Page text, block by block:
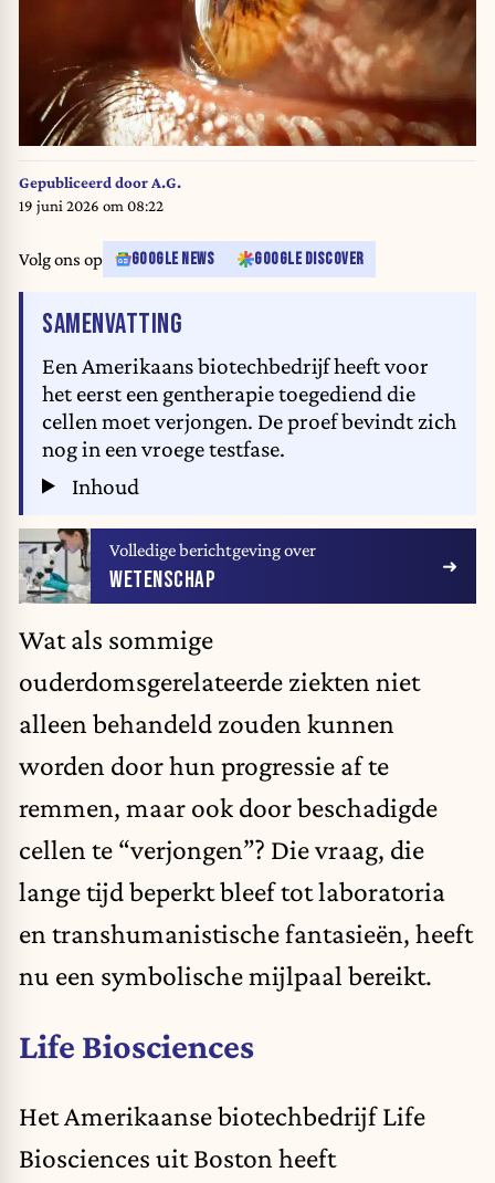
Gepubliceerd door A.G.
19 juni 2026 om 08:22
Volg ons op GOOGLE NEWS GOOGLE DISCOVER
SAMENVATTING
Een Amerikaans biotechbedrijf heeft voor
het eerst een gentherapie toegediend die
cellen moet verjongen. De proef bevindt zich
nog in een vroege testfase.
Inhoud
Volledige berichtgeving over
WETENSCHAP
Wat als sommige
ouderdomsgerelateerde ziekten niet
alleen behandeld zouden kunnen
worden door hun progressie af te
remmen, maar ook door beschadigde
cellen te “verjongen”? Die vraag, die
lange tijd beperkt bleef tot laboratoria
en transhumanistische fantasieën, heeft
nu een symbolische mijlpaal bereikt.
Life Biosciences
Het Amerikaanse biotechbedrijf Life
Biosciences uit Boston heeft